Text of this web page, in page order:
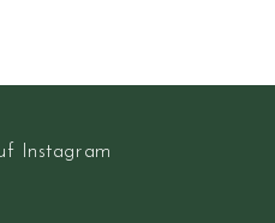
Instagram